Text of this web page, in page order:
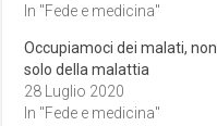
In "Fede e medicina"
Occupiamoci dei malati, non
solo della malattia
28 Luglio 2020
In "Fede e medicina"